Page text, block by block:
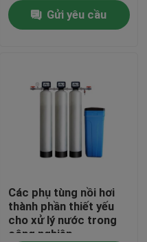
Gửi yêu cầu
Các phụ tùng nồi hơi
thành phần thiết yếu
cho xử lý nước trong
công nghiệp